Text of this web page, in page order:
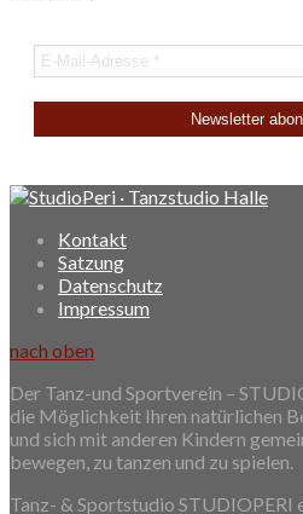
Kontakt
Satzung
Datenschutz
Impressum
nach oben
Der Tanz-und Sportverein –
die Möglichkeit Ihren natürlichen
und sich mit anderen Kindern
bewegen, zu tanzen und zu spielen.
Tanz- & Sportstudio STUDIOPERI